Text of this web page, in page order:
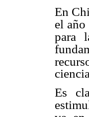
En
el año
para
Es